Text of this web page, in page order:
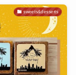
sweets&desserts